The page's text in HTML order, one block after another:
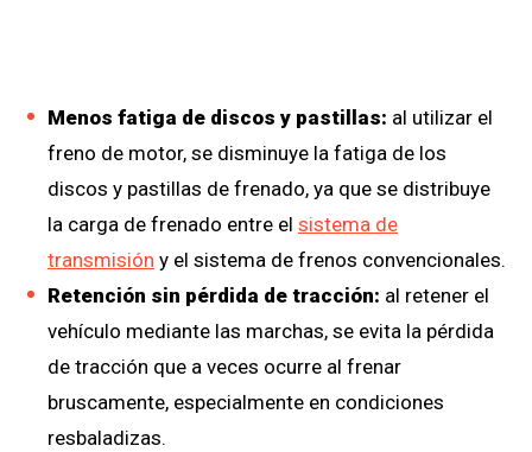
Menos fatiga de discos y pastillas: al utilizar el
freno de motor, se disminuye la fatiga de los
discos y pastillas de frenado, ya que se distribuye
la carga de frenado entre el sistema de
transmisión y el sistema de frenos convencionales.
Retención sin pérdida de tracción: al retener el
vehículo mediante las marchas, se evita la pérdida
de tracción que a veces ocurre al frenar
bruscamente, especialmente en condiciones
resbaladizas.